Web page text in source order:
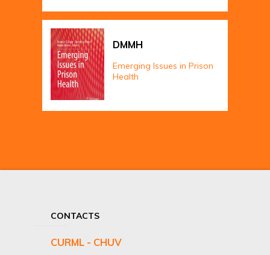
DMMH
Emerging Issues in Prison
Health
CONTACTS
CURML - CHUV